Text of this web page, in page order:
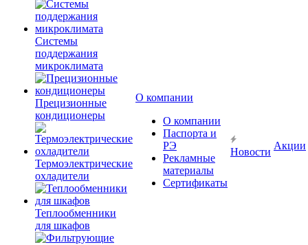
Системы
поддержания
микроклимата
Прецизионные
кондиционеры
Термоэлектрические
охладители
Теплообменники
для шкафов
О компании
О компании
Паспорта и
РЭ
Рекламные
материалы
Сертификаты
Новости
Акции